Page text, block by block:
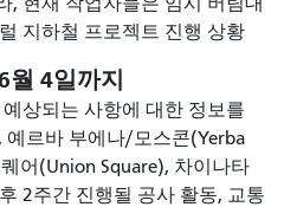
지하철 프로젝트 진행 상황
4일까지
상되는 사항에 대한 정보를
예르바 부에나/모스콘(Yerba
어(Union Square), 차이나타
2주간 진행될 공사 활동, 교통